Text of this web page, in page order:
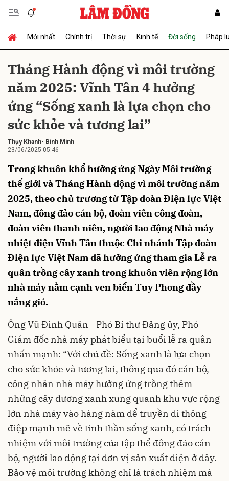
Mới nhất Chính trị Thời sự Kinh tế Đời sống Pháp
Tháng Hành động vì môi trường
năm 2025: Vĩnh Tân 4 hưởng
ứng “Sống xanh là lựa chọn cho
sức khỏe và tương lai”
Thụy Khanh- Bình Minh
23/06/2025 05:46
Trong khuôn khổ hưởng ứng Ngày Môi trường
thế giới và Tháng Hành động vì môi trường năm
2025, theo chủ trương từ Tập đoàn Điện lực Việt
Nam, đông đảo cán bộ, đoàn viên công đoàn,
đoàn viên thanh niên, người lao động Nhà máy
nhiệt điện Vĩnh Tân thuộc Chi nhánh Tập đoàn
Điện lực Việt Nam đã hưởng ứng tham gia Lễ ra
quân trồng cây xanh trong khuôn viên rộng lớn
nhà máy nằm cạnh ven biển Tuy Phong đầy
nắng gió.
Ông Vũ Đình Quân - Phó Bí thư Đảng ủy, Phó
Giám đốc nhà máy phát biểu tại buổi lễ ra quân
nhấn mạnh: “Với chủ đề: Sống xanh là lựa chọn
cho sức khỏe và tương lai, thông qua đó cán bộ,
công nhân nhà máy hưởng ứng trồng thêm
những cây dương xanh xung quanh khu vực rộng
lớn nhà máy vào hàng năm để truyền đi thông
điệp mạnh mẽ về tinh thần sống xanh, có trách
nhiệm với môi trường của tập thể đông đảo cán
bộ, người lao động tại đơn vị sản xuất điện ở đây.
Bảo vệ môi trường không chỉ là trách nhiệm mà
Gửi bình luận